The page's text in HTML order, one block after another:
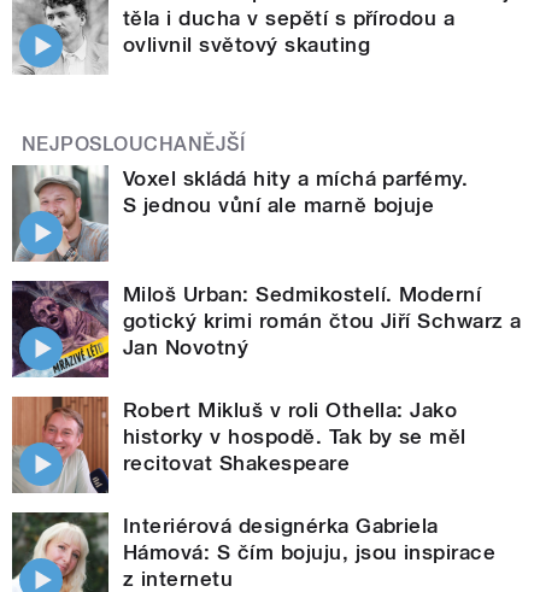
těla i ducha v sepětí s přírodou a
ovlivnil světový skauting
NEJPOSLOUCHANĚJŠÍ
Voxel skládá hity a míchá parfémy.
S jednou vůní ale marně bojuje
Miloš Urban: Sedmikostelí. Moderní
gotický krimi román čtou Jiří Schwarz a
Jan Novotný
Robert Mikluš v roli Othella: Jako
historky v hospodě. Tak by se měl
recitovat Shakespeare
Interiérová designérka Gabriela
Hámová: S čím bojuju, jsou inspirace
z internetu